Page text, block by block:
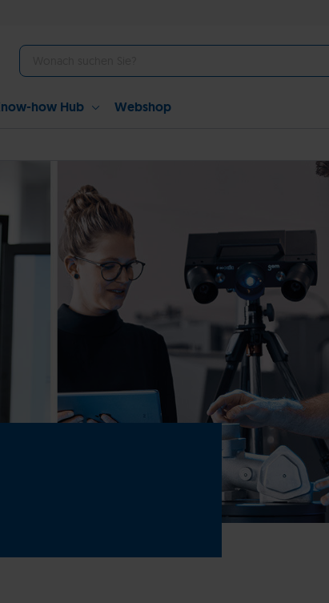
how Hub Webshop